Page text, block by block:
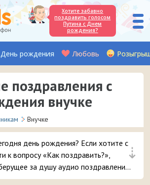
Хотите забавно
поздравить голосом
Путина с Днем
рождения?
День рождения Любовь
поздравления с
внучке
Внучке
⇣
день рождения? Если хотите с
к вопросу «Как поздравить?»,
за душу аудио поздравление
и отправьте его своей внучке